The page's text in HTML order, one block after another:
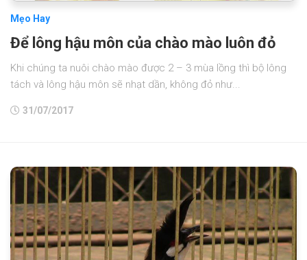
Mẹo Hay
Để lông hậu môn của chào mào luôn đỏ
Khi chúng ta nuôi chào mào được 2 – 3 mùa lồng thì bộ lông
tách và lông hậu môn sẽ nhạt dần, không đỏ như...
31/07/2017